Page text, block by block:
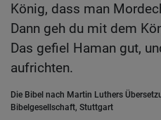
König, dass man
Dann geh du mit dem
Das gefiel Haman gut,
aufrichten.
Die Bibel nach Martin Luthers
Bibelgesellschaft, Stuttgart